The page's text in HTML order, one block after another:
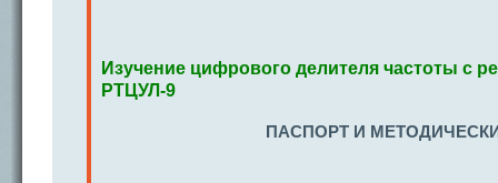
Изучение цифрового делителя частоты с
РТЦУЛ-9
ПАСПОРТ И